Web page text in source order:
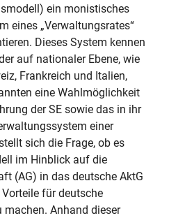
ein monistisches
eines „Verwaltungsrates“
Dieses System kennen
auf nationaler Ebene, wie
Frankreich und Italien,
eine Wahlmöglichkeit
der SE sowie das in ihr
einer
sich die Frage, ob es
im Hinblick auf die
(AG) in das deutsche AktG
für deutsche
machen. Anhand dieser